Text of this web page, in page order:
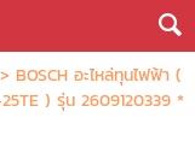
BOSCH อะไหล่ทุนไฟฟ้า (
25TE ) รุ่น 2609120339 *